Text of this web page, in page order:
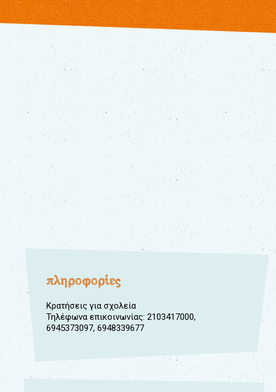
πληροφορίες
Κρατήσεις για σχολεία
Τηλέφωνα επικοινωνίας: 2103417000,
6945373097, 6948339677